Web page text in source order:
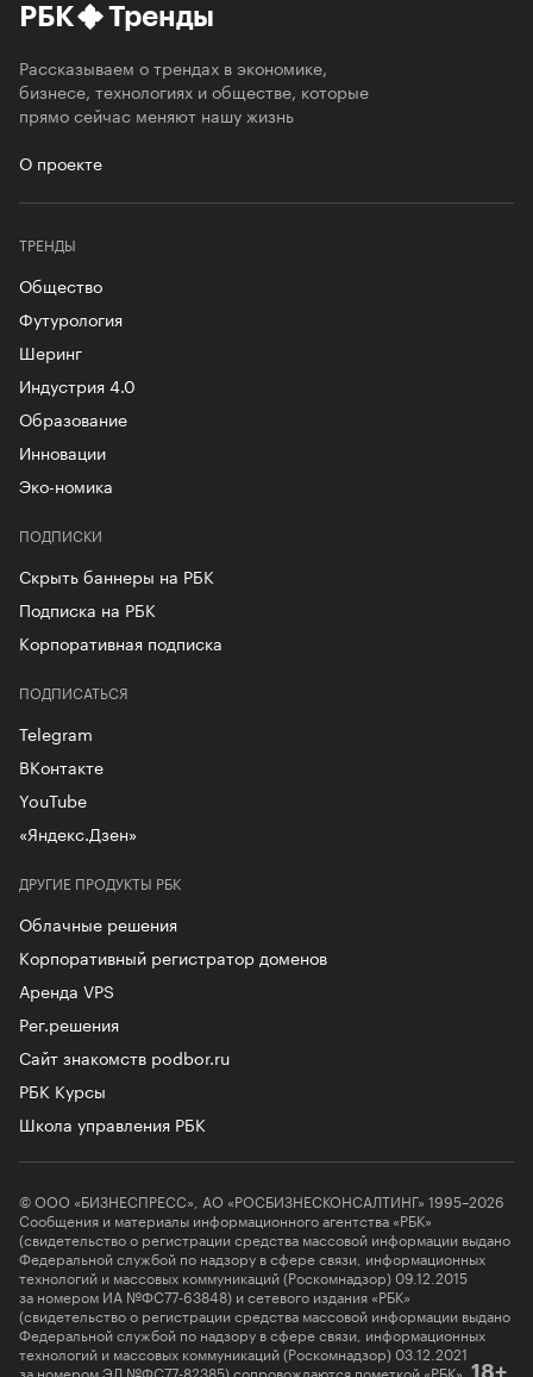
РБК Тренды
Рассказываем о трендах в экономике,
бизнесе, технологиях и обществе, которые
прямо сейчас меняют нашу жизнь
О проекте
ТРЕНДЫ
Общество
Футурология
Шеринг
Индустрия 4.0
Образование
Инновации
Эко-номика
ПОДПИСКИ
Скрыть баннеры на РБК
Подписка на РБК
Корпоративная подписка
ДРУГИЕ ПРОДУКТЫ РБК
Облачные решения
Корпоративный регистратор доменов
Аренда VPS
Рег.решения
Сайт знакомств podbor.ru
РБК Курсы
Школа управления РБК
ПОДПИСАТЬСЯ
Telegram
ВКонтакте
YouTube
«Яндекс.Дзен»
© ООО «БИЗНЕСПРЕСС», АО «РОСБИЗНЕСКОНСАЛТИНГ» 1995–2026
Сообщения и материалы информационного агентства «РБК»
(свидетельство о регистрации средства массовой информации выдано
Федеральной службой по надзору в сфере связи, информационных
технологий и массовых коммуникаций (Роскомнадзор) 09.12.2015
за номером ИА №ФС77-63848) и сетевого издания «РБК»
(свидетельство о регистрации средства массовой информации выдано
Федеральной службой по надзору в сфере связи, информационных
технологий и массовых коммуникаций (Роскомнадзор) 03.12.2021
за номером ЭЛ №ФС77-82385) сопровождаются пометкой «РБК». 18+